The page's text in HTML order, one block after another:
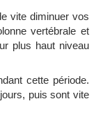
vite diminuer vos
vertébrale et
plus haut niveau
cette période.
puis sont vite